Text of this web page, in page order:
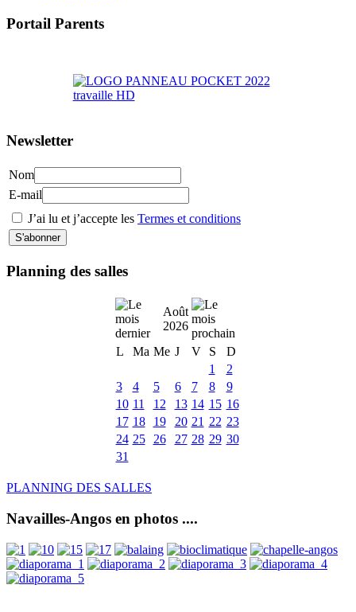
Portail Parents
Newsletter
Nom
E-mail
J’ai lu et j’accepte les Termes et conditions
Planning des salles
Août
2026
L
Ma Me J V S
D
1
2
3
4 5 6 7 8
9
10 11 12 13 14 15 16
17 18 19 20 21 22 23
24 25 26 27 28 29 30
31
PLANNING DES SALLES
Navailles-Angos en photos ....